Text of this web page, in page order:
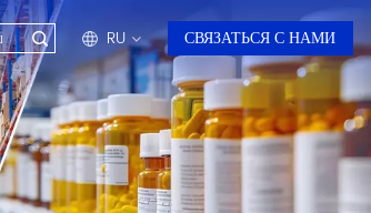
RU
en
fr
СВЯЗАТЬСЯ С НАМИ